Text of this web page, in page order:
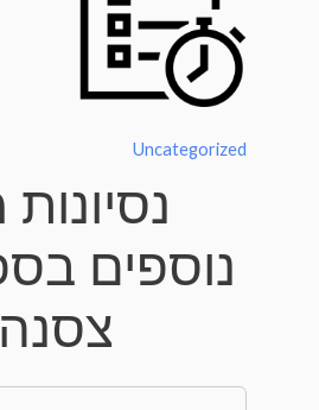
Uncategorized
נוספים
צסנה 172